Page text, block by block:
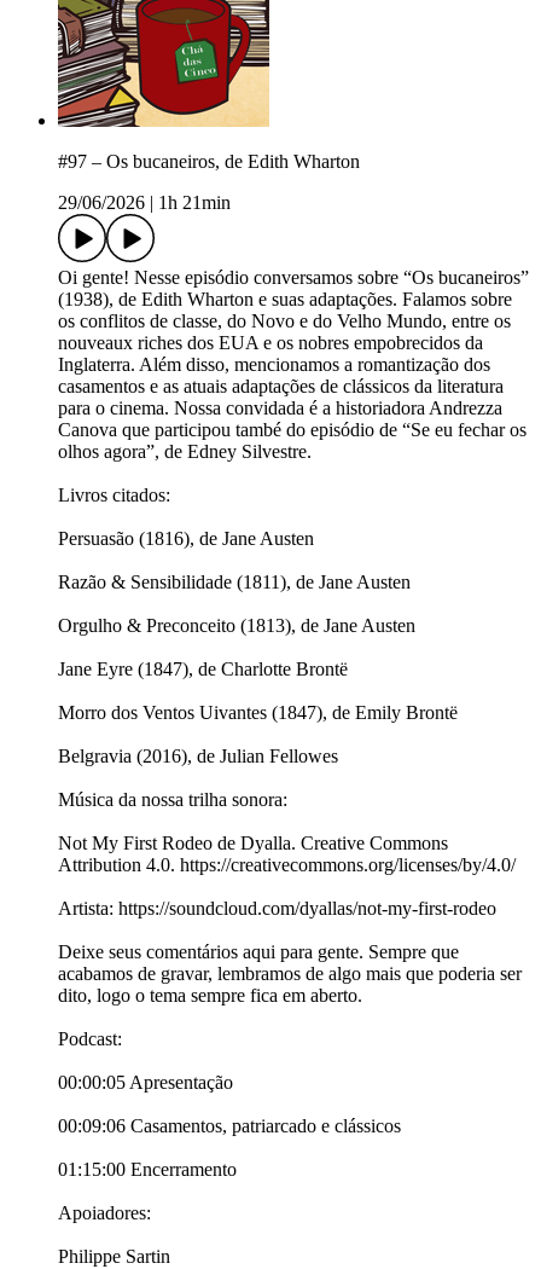
#97 – Os bucaneiros, de Edith Wharton
29/06/2026
1h 21min
Oi gente! Nesse episódio conversamos sobre “Os bucaneiros”
(1938), de Edith Wharton e suas adaptações. Falamos sobre
os conflitos de classe, do Novo e do Velho Mundo, entre os
nouveaux riches dos EUA e os nobres empobrecidos da
Inglaterra. Além disso, mencionamos a romantização dos
casamentos e as atuais adaptações de clássicos da literatura
para o cinema. Nossa convidada é a historiadora Andrezza
Canova que participou també do episódio de “Se eu fechar os
olhos agora”, de Edney Silvestre.
Livros citados:
Persuasão (1816), de Jane Austen
Razão & Sensibilidade (1811), de Jane Austen
Orgulho & Preconceito (1813), de Jane Austen
Jane Eyre (1847), de Charlotte Brontë
Morro dos Ventos Uivantes (1847), de Emily Brontë
Belgravia (2016), de Julian Fellowes
Música da nossa trilha sonora:
Not My First Rodeo de Dyalla. Creative Commons
Attribution 4.0. https://creativecommons.org/licenses/by/4.0/
Artista: https://soundcloud.com/dyallas/not-my-first-rodeo
Deixe seus comentários aqui para gente. Sempre que
acabamos de gravar, lembramos de algo mais que poderia ser
dito, logo o tema sempre fica em aberto.
Podcast:
00:00:05 Apresentação
00:09:06 Casamentos, patriarcado e clássicos
01:15:00 Encerramento
Apoiadores:
Philippe Sartin